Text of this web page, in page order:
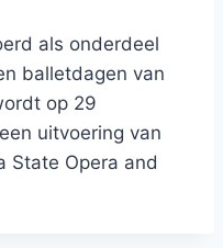
als onderdeel
balletdagen van
op 29
uitvoering van
State Opera and